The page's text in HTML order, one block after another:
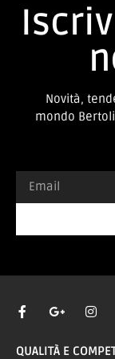
Novità,
mondo
QUALITÀ E